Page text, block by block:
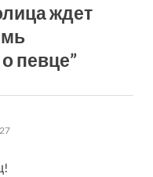
ждет
певце”